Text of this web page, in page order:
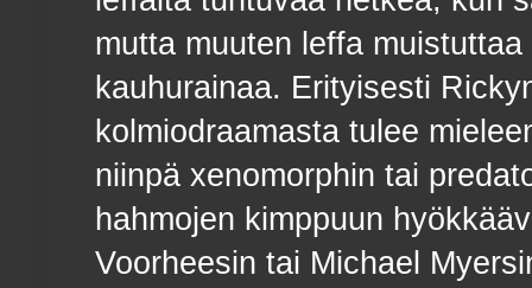
mutta muuten leffa
kauhurainaa. Erityisesti
kolmiodraamasta tulee
niinpä xenomorphin tai
hahmojen kimppuun
Voorheesin tai Michael